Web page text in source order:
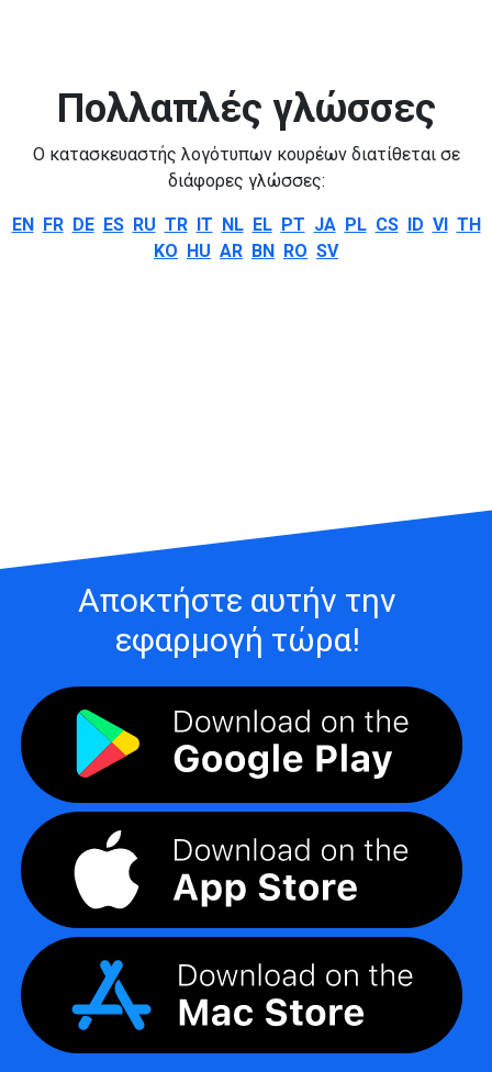
Πολλαπλές γλώσσες
Ο κατασκευαστής λογότυπων κουρέων διατίθεται σε
διάφορες γλώσσες:
EN FR DE ES RU TR IT NL EL PT JA PL CS ID VI TH
KO HU AR BN RO SV
Αποκτήστε αυτήν την
εφαρμογή τώρα!